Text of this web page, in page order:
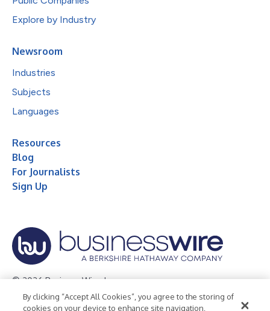
Explore by Industry
Newsroom
Industries
Subjects
Languages
Resources
Blog
For Journalists
Sign Up
© 2026 Business Wire, Inc.
Privacy Policy Cookie Policy Accessibility Statement
By clicking “Accept All Cookies”, you agree to the storing of
cookies on your device to enhance site navigation,